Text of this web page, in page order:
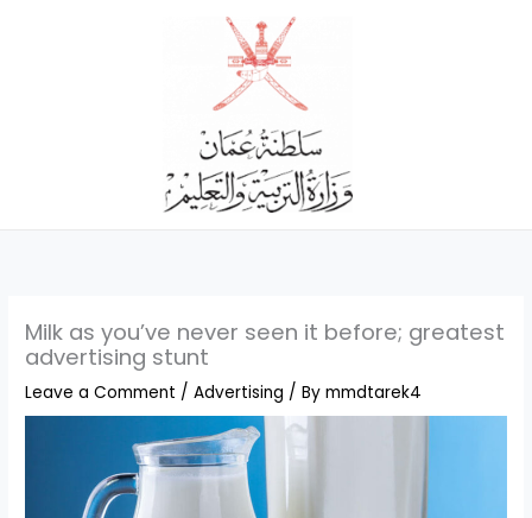
Milk as you’ve never seen it before; greatest
advertising stunt
Leave a Comment /Advertising / Bymmdtarek4